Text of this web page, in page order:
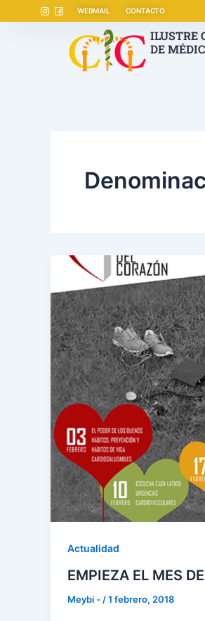
WEBMAIL CONTACTO
ILUSTRE
DE
Actualidad
EMPIEZA EL MES
Meybi -/1 febrero, 2018